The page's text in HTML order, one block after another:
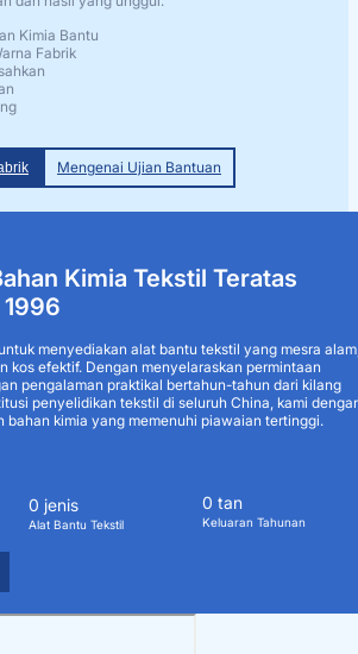
Kimia Bantu
Fabrik
Mengenai Ujian Bantuan
Kimia Tekstil Teratas
menyediakan alat bantu tekstil yang mesra
kos efektif. Dengan menyelaraskan permintaan
pengalaman praktikal bertahun-tahun dari kilang
penyelidikan tekstil di seluruh China, kami
bahan kimia yang memenuhi piawaian tertinggi.
0 jenis
Alat Bantu Tekstil
0 tan
Keluaran Tahunan